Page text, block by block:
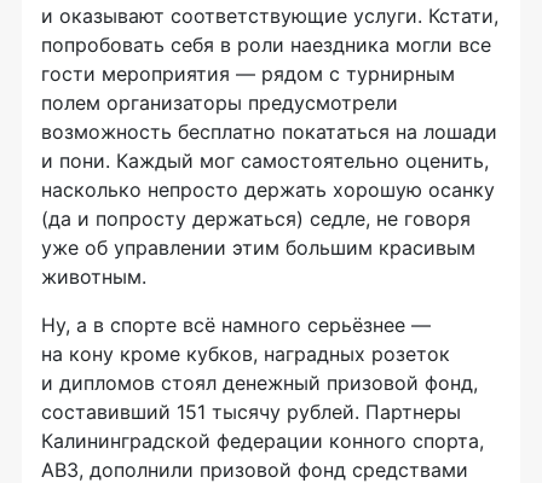
и оказывают соответствующие услуги. Кстати,
попробовать себя в роли наездника могли все
гости мероприятия — рядом с турнирным
полем организаторы предусмотрели
возможность бесплатно покататься на лошади
и пони. Каждый мог самостоятельно оценить,
насколько непросто держать хорошую осанку
(да и попросту держаться) седле, не говоря
уже об управлении этим большим красивым
животным.
Ну, а в спорте всё намного серьёзнее —
на кону кроме кубков, наградных розеток
и дипломов стоял денежный призовой фонд,
составивший 151 тысячу рублей. Партнеры
Калининградской федерации конного спорта,
АВЗ, дополнили призовой фонд средствами